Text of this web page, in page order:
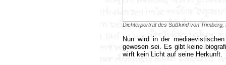
Dichterporträt des Süßkind von
Nun wird in der
gewesen sei. Es gibt keine
wirft kein Licht auf seine Herkunft.